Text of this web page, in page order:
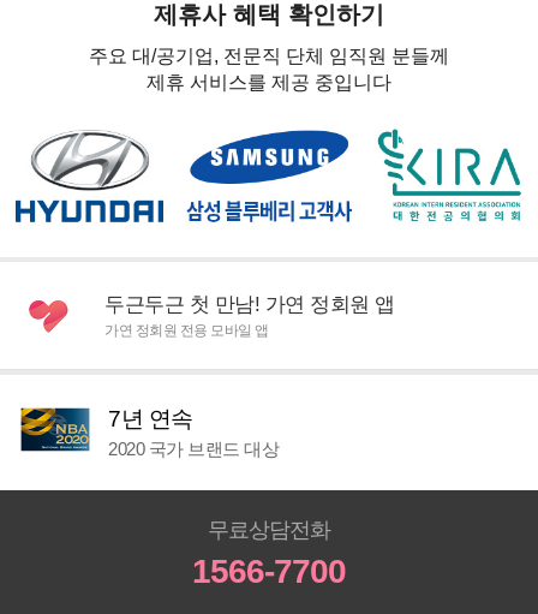
제휴사 혜택 확인하기
주요 대/공기업, 전문직 단체 임직원 분들께
제휴 서비스를 제공 중입니다
두근두근 첫 만남! 가연 정회원 앱
가연 정회원 전용 모바일 앱
7년 연속
2020 국가 브랜드 대상
무료상담전화
1566-7700